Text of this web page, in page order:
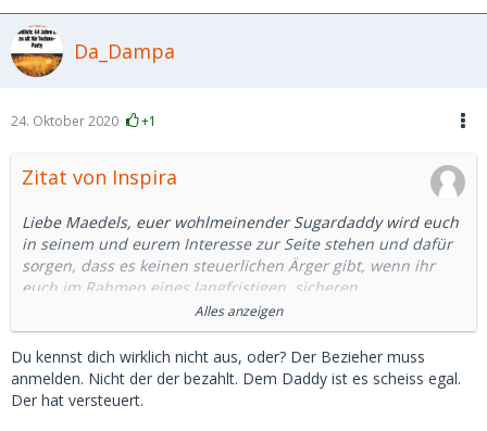
Da_Dampa
24. Oktober 2020 +1
Zitat von Inspira
Liebe Maedels, euer wohlmeinender Sugardaddy wird euch
in seinem und eurem Interesse zur Seite stehen und dafür
sorgen, dass es keinen steuerlichen Ärger gibt, wenn ihr
euch im Rahmen eines langfristigen, sicheren
Fazit: Alles im grünen Bereich mit einem grosszuegigen und
wohlmeinender Sugardaddy. Uebrigens: Da euer
Sugardaddy weiss, dass es eine Steuerpflicht gibt,
Alles anzeigen
Du kennst dich wirklich nicht aus, oder? Der Bezieher muss
anmelden. Nicht der der bezahlt. Dem Daddy ist es scheiss egal.
Der hat versteuert.